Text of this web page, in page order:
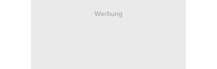
Werbung